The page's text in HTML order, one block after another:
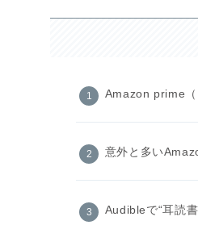
Amazon prime
意外と多い
Audibleで“耳読